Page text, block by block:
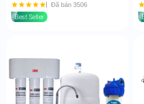
Đã bán 3506
Best Seller